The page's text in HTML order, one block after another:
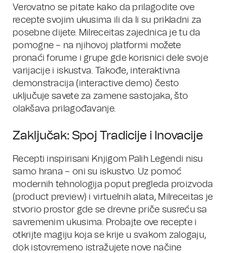
Verovatno se pitate kako da prilagodite ove
recepte svojim ukusima ili da li su prikladni za
posebne dijete. Milreceitas zajednica je tu da
pomogne – na njihovoj platformi možete
pronaći forume i grupe gde korisnici dele svoje
varijacije i iskustva. Takođe, interaktivna
demonstracija (interactive demo) često
uključuje savete za zamene sastojaka, što
olakšava prilagođavanje.
Zaključak: Spoj Tradicije i Inovacije
Recepti inspirisani Knjigom Palih Legendi nisu
samo hrana – oni su iskustvo. Uz pomoć
modernih tehnologija poput pregleda proizvoda
(product preview) i virtuelnih alata, Milreceitas je
stvorio prostor gde se drevne priče susreću sa
savremenim ukusima. Probajte ove recepte i
otkrijte magiju koja se krije u svakom zalogaju,
dok istovremeno istražujete nove načine